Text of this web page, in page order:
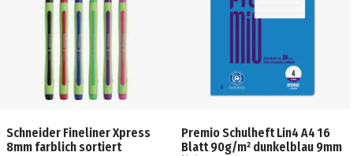
Schneider Fineliner Xpress
8mm farblich sortiert
Premio Schulheft Lin4 A4 16
Blatt 90g/m² dunkelblau 9mm